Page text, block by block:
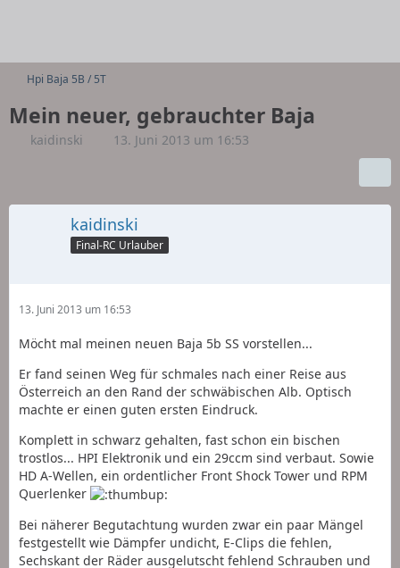
Hpi Baja 5B / 5T
Mein neuer, gebrauchter Baja
kaidinski 13. Juni 2013 um 16:53
kaidinski
Final-RC Urlauber
13. Juni 2013 um 16:53
Möcht mal meinen neuen Baja 5b SS vorstellen...
Er fand seinen Weg für schmales nach einer Reise aus
Österreich an den Rand der schwäbischen Alb. Optisch
machte er einen guten ersten Eindruck.
Komplett in schwarz gehalten, fast schon ein bischen
trostlos... HPI Elektronik und ein 29ccm sind verbaut. Sowie
HD A-Wellen, ein ordentlicher Front Shock Tower und RPM
Querlenker
Bei näherer Begutachtung wurden zwar ein paar Mängel
festgestellt wie Dämpfer undicht, E-Clips die fehlen,
Sechskant der Räder ausgelutscht fehlend Schrauben und